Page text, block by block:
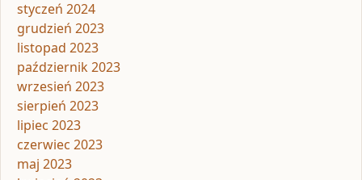
styczeń 2024
grudzień 2023
listopad 2023
październik 2023
wrzesień 2023
sierpień 2023
lipiec 2023
czerwiec 2023
maj 2023